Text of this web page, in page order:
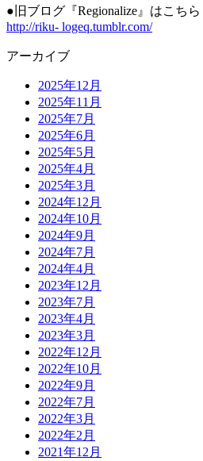
●旧ブログ『Regionalize』はこちら
http://riku- logeq.tumblr.com/
アーカイブ
2025年12月
2025年11月
2025年7月
2025年6月
2025年5月
2025年4月
2025年3月
2024年12月
2024年10月
2024年9月
2024年7月
2024年4月
2023年12月
2023年7月
2023年4月
2023年3月
2022年12月
2022年10月
2022年9月
2022年7月
2022年3月
2022年2月
2021年12月